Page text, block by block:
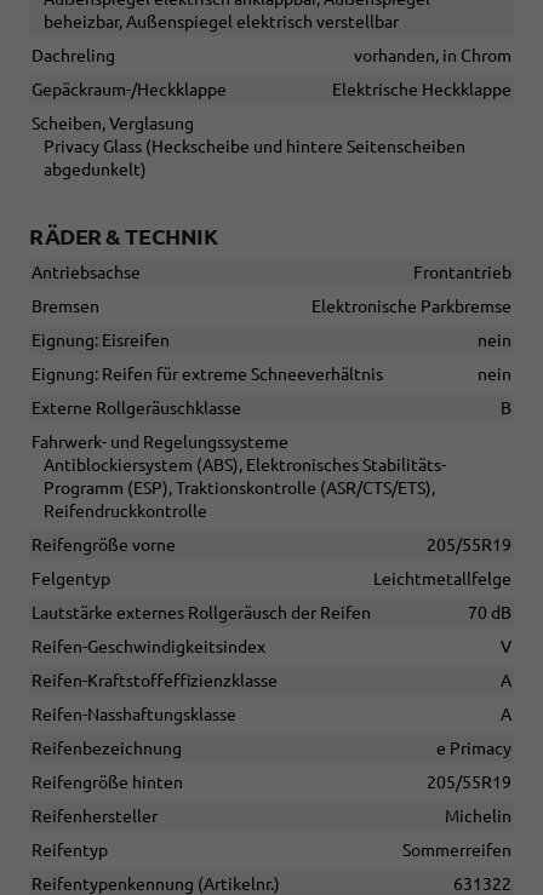
beheizbar, Außenspiegel elektrisch verstellbar
Dachreling
vorhanden, in Chrom
Gepäckraum-/Heckklappe
Elektrische Heckklappe
Scheiben, Verglasung
Privacy Glass (Heckscheibe und hintere Seitenscheiben
abgedunkelt)
RÄDER & TECHNIK
Antriebsachse
Frontantrieb
Bremsen
Elektronische Parkbremse
Eignung: Eisreifen
nein
Eignung: Reifen für extreme Schneeverhältnis
nein
Externe Rollgeräuschklasse
B
Fahrwerk- und Regelungssysteme
Antiblockiersystem (ABS), Elektronisches Stabilitäts-
Programm (ESP), Traktionskontrolle (ASR/CTS/ETS),
Reifendruckkontrolle
Reifengröße vorne
205/55R19
Felgentyp
Leichtmetallfelge
Lautstärke externes Rollgeräusch der Reifen
70 dB
Reifen-Geschwindigkeitsindex
V
Reifen-Kraftstoffeffizienzklasse
A
Reifen-Nasshaftungsklasse
A
Reifenbezeichnung
e Primacy
Reifengröße hinten
205/55R19
Reifenhersteller
Michelin
Reifentyp
Sommerreifen
Reifentypenkennung (Artikelnr.)
631322